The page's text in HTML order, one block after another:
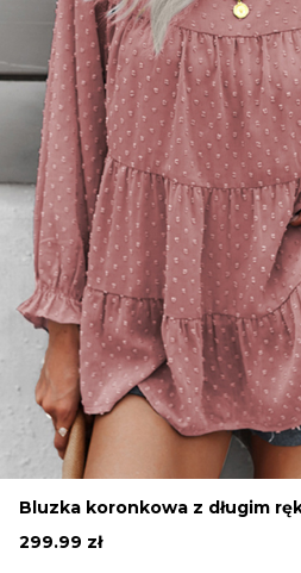
O NAS
KONTAKT
Bluzka koronkowa z długim
299.99 zł